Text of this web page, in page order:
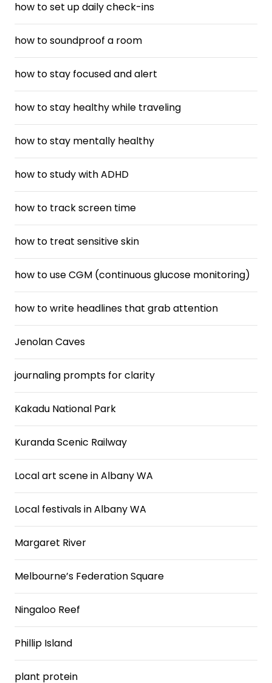
how to set up daily check-ins
how to soundproof a room
how to stay focused and alert
how to stay healthy while traveling
how to stay mentally healthy
how to study with ADHD
how to track screen time
how to treat sensitive skin
how to use CGM (continuous glucose monitoring)
how to write headlines that grab attention
Jenolan Caves
journaling prompts for clarity
Kakadu National Park
Kuranda Scenic Railway
Local art scene in Albany WA
Local festivals in Albany WA
Margaret River
Melbourne’s Federation Square
Ningaloo Reef
Phillip Island
plant protein